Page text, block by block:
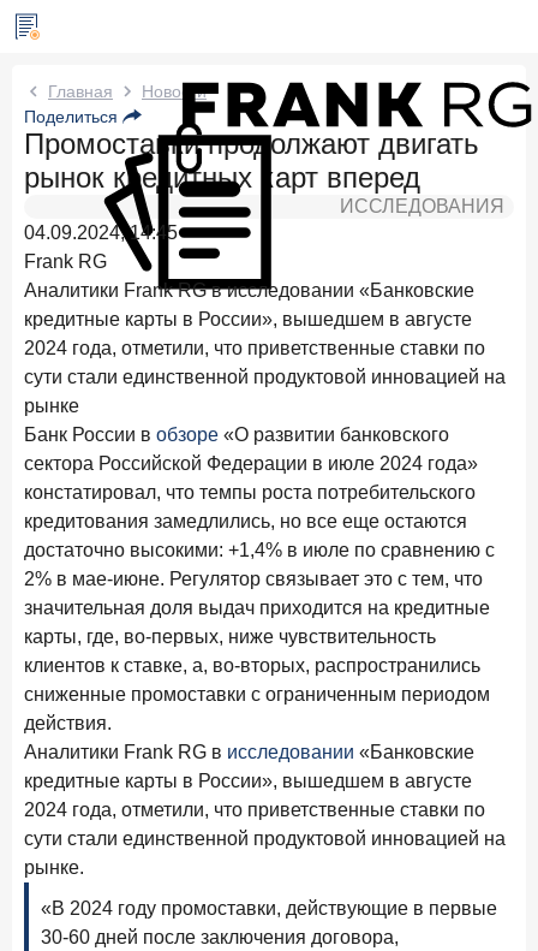
Новости Frank RG
Три дня назад ИССЛЕДОВАНИЕ
По итогам июля 2026 года объем выдач кредитов
составил 1 061,9 млрд руб.
4 августа 2026 года
Клиентский путь компании МСБ при смене
руководителя в банке обслуживания
24 июля 2026 года ИССЛЕДОВАНИЕ
Ипотека в России: итоги июня 2026 года в цифрах
22 июля 2026 года
Выгодные тарифы на брокерское обслуживание —
существенный фактор выбора брокера
15 июля 2026 года
Клиенты чаще всего узнают о сберегательных
продуктах из рекламы в интернете и на ТВ
9 июля 2026 года
С ростом благосостояния клиентов-сберегателей
увеличивается и склонность к диверсификации
7 июля 2026 года
По итогам июня 2026 года объем выдач кредитов
3 июля 2026 года
«Скорость измеряется секундами». Новые стандарты
банковского контакт-центра
25 июня 2026 года ИССЛЕДОВАНИЕ
Ипотека в России: итоги мая 2026 года в цифрах
Главная
Новости
Поделиться
Промоставки продолжают двигать
рынок кредитных карт вперед
ИССЛЕДОВАНИЯ
04.09.2024, 14:45
Frank RG
Аналитики Frank RG в исследовании «Банковские
кредитные карты в России», вышедшем в августе
2024 года, отметили, что приветственные ставки по
сути стали единственной продуктовой инновацией на
рынке
Банк России в обзоре «О развитии банковского
сектора Российской Федерации в июле 2024 года»
констатировал, что темпы роста потребительского
кредитования замедлились, но все еще остаются
достаточно высокими: +1,4% в июле по сравнению с
2% в мае-июне. Регулятор связывает это с тем, что
значительная доля выдач приходится на кредитные
карты, где, во-первых, ниже чувствительность
клиентов к ставке, а, во-вторых, распространились
сниженные промоставки с ограниченным периодом
действия.
Аналитики Frank RG в исследовании «Банковские
кредитные карты в России», вышедшем в августе
2024 года, отметили, что приветственные ставки по
сути стали единственной продуктовой инновацией на
рынке.
«В 2024 году промоставки, действующие в первые
30-60 дней после заключения договора,